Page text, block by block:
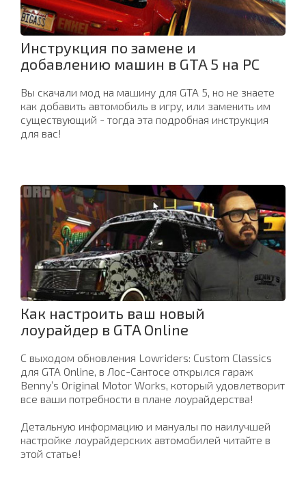
Инструкция по замене и
добавлению машин в GTA 5 на PC
Вы скачали мод на машину для GTA 5, но не знаете
как добавить автомобиль в игру, или заменить им
существующий - тогда эта подробная инструкция
для вас!
Как настроить ваш новый
лоурайдер в GTA Online
С выходом обновления Lowriders: Custom Classics
для GTA Online, в Лос-Сантосе открылся гараж
Benny’s Original Motor Works, который удовлетворит
все ваши потребности в плане лоурайдерства!
Детальную информацию и мануалы по наилучшей
настройке лоурайдерских автомобилей читайте в
этой статье!